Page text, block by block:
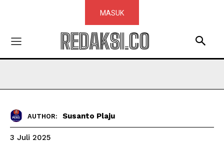
MASUK
REDAKSI.CO
AUTHOR: Susanto Plaju
3 Juli 2025